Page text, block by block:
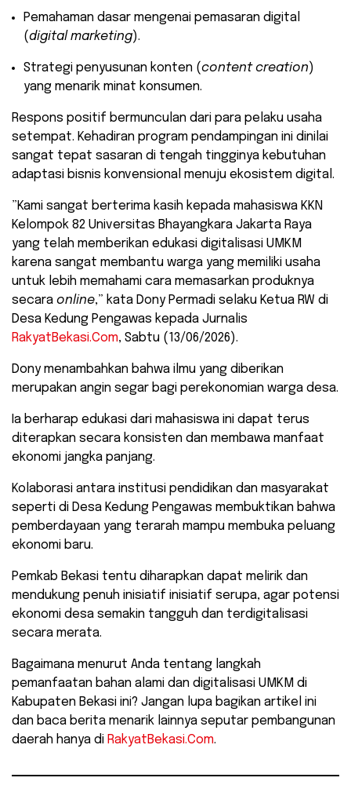
​Pemahaman dasar mengenai pemasaran digital
(digital marketing).
​Strategi penyusunan konten (content creation)
yang menarik minat konsumen.
​Respons positif bermunculan dari para pelaku usaha
setempat. Kehadiran program pendampingan ini dinilai
sangat tepat sasaran di tengah tingginya kebutuhan
adaptasi bisnis konvensional menuju ekosistem digital.
​”Kami sangat berterima kasih kepada mahasiswa KKN
Kelompok 82 Universitas Bhayangkara Jakarta Raya
yang telah memberikan edukasi digitalisasi UMKM
karena sangat membantu warga yang memiliki usaha
untuk lebih memahami cara memasarkan produknya
secara online,” kata Dony Permadi selaku Ketua RW di
Desa Kedung Pengawas kepada Jurnalis
RakyatBekasi.Com, Sabtu (13/06/2026).
​Dony menambahkan bahwa ilmu yang diberikan
merupakan angin segar bagi perekonomian warga desa.
Ia berharap edukasi dari mahasiswa ini dapat terus
diterapkan secara konsisten dan membawa manfaat
ekonomi jangka panjang.
​Kolaborasi antara institusi pendidikan dan masyarakat
seperti di Desa Kedung Pengawas membuktikan bahwa
pemberdayaan yang terarah mampu membuka peluang
ekonomi baru.
Pemkab Bekasi tentu diharapkan dapat melirik dan
mendukung penuh inisiatif inisiatif serupa, agar potensi
ekonomi desa semakin tangguh dan terdigitalisasi
secara merata.
​Bagaimana menurut Anda tentang langkah
pemanfaatan bahan alami dan digitalisasi UMKM di
Kabupaten Bekasi ini? Jangan lupa bagikan artikel ini
dan baca berita menarik lainnya seputar pembangunan
daerah hanya di RakyatBekasi.Com.